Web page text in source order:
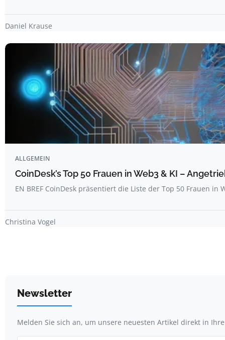
Daniel Krause
ALLGEMEIN
CoinDesk’s Top 50 Frauen in Web3 & KI –
EN BREF CoinDesk präsentiert die Liste der Top 50 Frauen in
Christina Vogel
Newsletter
Melden Sie sich an, um unsere neuesten Artikel direkt in